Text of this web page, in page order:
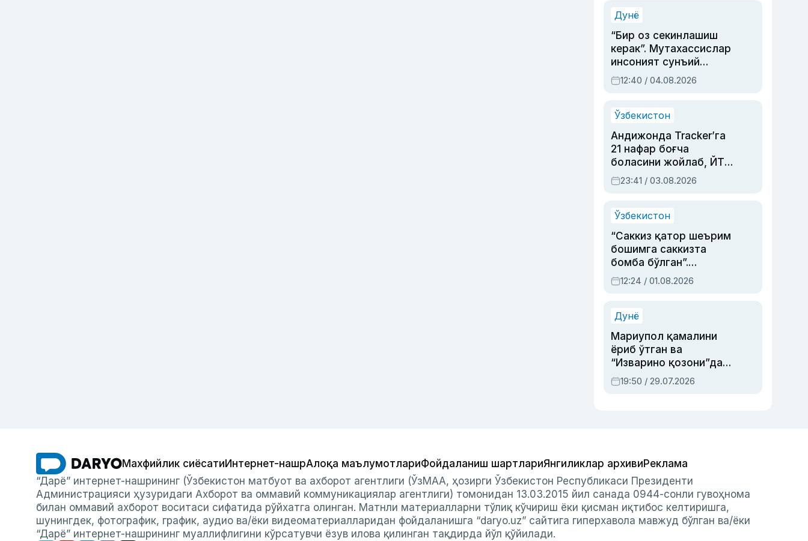
синовларга тўла ҳаёти
Дунё
“Бир оз секинлашиш
керак”. Мутахассислар
инсоният сунъий
интеллектни бошқара
олмай қолишидан
12:40 / 04.08.2026
Ўзбекистон
Андижонда Tracker’га
21 нафар боғча
боласини жойлаб, ЙТҲ
содир этган аёлга суд
ҳукми ўқилди
23:41 / 03.08.2026
Ўзбекистон
“Саккиз қатор шеърим
бошимга саккизта
бомба бўлган”.
Абдулла Ориповни
сиёсий айбловлардан
12:24 / 01.08.2026
Дунё
Мариупол қамалини
ёриб ўтган ва
“Изварино қозони”дан
чиққан қаҳрамон —
Украина армияси бош
19:50 / 29.07.2026
Махфийлик сиёсатиИнтернет-нашрАлоқа маълумотлариФойдаланиш шартлариЯнгиликлар архивиРеклама
“Дарё” интернет-нашрининг (Ўзбекистон матбуот ва ахборот агентлиги (ЎзМАА, ҳозирги Ўзбекистон Республикаси Президенти
Администрацияси ҳузуридаги Ахборот ва оммавий коммуникациялар агентлиги) томонидан 13.03.2015 йил санада 0944-сонли гувоҳнома
билан оммавий ахборот воситаси сифатида рўйхатга олинган. Матнли материалларни тўлиқ кўчириш ёки қисман иқтибос келтиришга,
шунингдек, фотографик, график, аудио ва/ёки видеоматериалларидан фойдаланишга “daryo.uz” сайтига гиперхавола мавжуд бўлган ва/ёки
“Дарё” интернет-нашрининг муаллифлигини кўрсатувчи ёзув илова қилинган тақдирда йўл қўйилади.